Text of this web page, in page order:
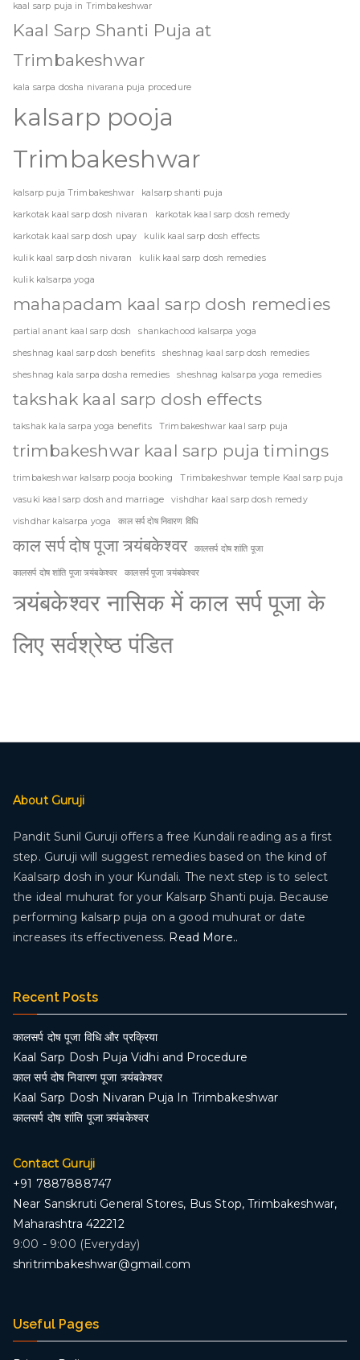
kaal sarp puja in Trimbakeshwar
Kaal Sarp Shanti Puja at
Trimbakeshwar
kala sarpa dosha nivarana puja procedure
kalsarp pooja
Trimbakeshwar
kalsarp puja Trimbakeshwar kalsarp shanti puja
karkotak kaal sarp dosh nivaran karkotak kaal sarp dosh remedy
karkotak kaal sarp dosh upay kulik kaal sarp dosh effects
kulik kaal sarp dosh nivaran kulik kaal sarp dosh remedies
kulik kalsarpa yoga
mahapadam kaal sarp dosh remedies
partial anant kaal sarp dosh shankachood kalsarpa yoga
sheshnag kaal sarp dosh benefits sheshnag kaal sarp dosh remedies
sheshnag kala sarpa dosha remedies sheshnag kalsarpa yoga remedies
takshak kaal sarp dosh effects
takshak kala sarpa yoga benefits Trimbakeshwar kaal sarp puja
trimbakeshwar kaal sarp puja timings
trimbakeshwar kalsarp pooja booking Trimbakeshwar temple Kaal sarp puja
vasuki kaal sarp dosh and marriage vishdhar kaal sarp dosh remedy
vishdhar kalsarpa yoga काल सर्प दोष निवारण विधि
काल सर्प दोष पूजा त्र्यंबकेश्वर कालसर्प दोष शांति पूजा
कालसर्प दोष शांति पूजा त्र्यंबकेश्वर कालसर्प पूजा त्र्यंबकेश्वर
त्र्यंबकेश्वर नासिक में काल सर्प पूजा के
लिए सर्वश्रेष्ठ पंडित
About Guruji
Pandit Sunil Guruji offers a free Kundali reading as a first
step. Guruji will suggest remedies based on the kind of
Kaalsarp dosh in your Kundali. The next step is to select
the ideal muhurat for your Kalsarp Shanti puja. Because
performing kalsarp puja on a good muhurat or date
increases its effectiveness. Read More..
Recent Posts
कालसर्प दोष पूजा विधि और प्रक्रिया
Kaal Sarp Dosh Puja Vidhi and Procedure
काल सर्प दोष निवारण पूजा त्र्यंबकेश्वर
Kaal Sarp Dosh Nivaran Puja In Trimbakeshwar
कालसर्प दोष शांति पूजा त्र्यंबकेश्वर
Contact Guruji
+91 7887888747
Near Sanskruti General Stores, Bus Stop, Trimbakeshwar,
Maharashtra 422212
9:00 - 9:00 (Everyday)
shritrimbakeshwar@gmail.com
Useful Pages